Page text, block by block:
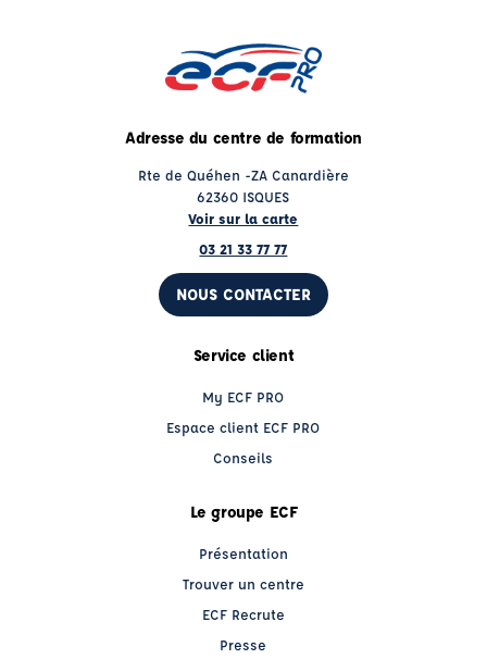
Adresse du centre de formation
Rte de Quéhen -ZA Canardière
62360 ISQUES
Voir sur la carte
03 21 33 77 77
NOUS CONTACTER
Service client
My ECF PRO
Espace client ECF PRO
Conseils
Le groupe ECF
Présentation
Trouver un centre
ECF Recrute
Presse